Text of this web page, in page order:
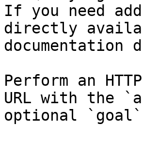
If you need
directly
documentation
Perform an
URL with the
optional `goal`